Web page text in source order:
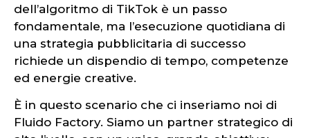
dell’algoritmo di TikTok è un passo
fondamentale, ma l’esecuzione quotidiana di
una strategia pubblicitaria di successo
richiede un dispendio di tempo, competenze
ed energie creative.
È in questo scenario che ci inseriamo noi di
Fluido Factory. Siamo un partner strategico di